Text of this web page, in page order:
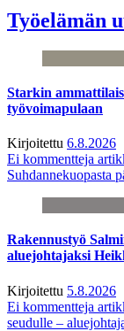
Työelämän
Starkin
työvoimapulaan
Kirjoitettu 6.8.2026
Ei kommentteja
Suhdannekuopasta
Rakennustyö
aluejohtajaksi
Kirjoitettu 5.8.2026
Ei kommentteja
seudulle –